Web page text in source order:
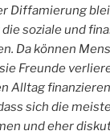
Diffamierung
soziale und
Da können
Freunde
Alltag
sich die
und eher